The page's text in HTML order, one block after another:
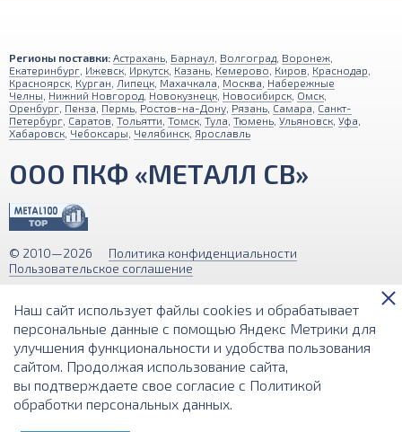
Регионы поставки: Астрахань Барнаул Волгоград Воронеж
Екатеринбург Ижевск Иркутск Казань Кемерово Киров Краснодар
Красноярск Курган Липецк Махачкала Москва Набережные
Челны Нижний Новгород Новокузнецк Новосибирск Омск
Оренбург Пенза Пермь Ростов-на-Дону Рязань Самара Санкт-
Петербург Саратов Тольятти Томск Тула Тюмень Ульяновск Уфа
Хабаровск Чебоксары Челябинск Ярославль
ООО ПКФ «МЕТАЛЛ СВ»
© 2010—2026
Политика конфиденциальности
Пользовательское соглашение
на этом интернет-сайте носит исключительно информационный
характер и ни при каких условиях не является публичной офертой,
определяемой положениями Статьи 437 (2) Гражданского кодекса РФ.
Разработка и поддержка сайта
Наш сайт использует файлы cookies и обрабатывает
персональные данные с помощью Яндекс Метрики для
улучшения функциональности и удобства пользования
сайтом. Продолжая использование сайта,
вы подтверждаете свое согласие с Политикой
обработки персональных данных.